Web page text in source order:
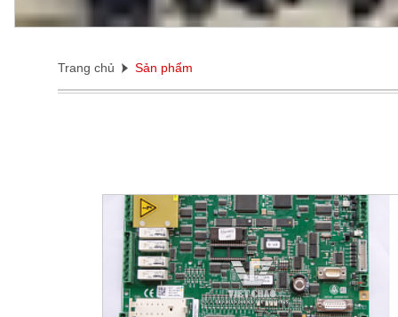
Trang chủ Sản phẩm